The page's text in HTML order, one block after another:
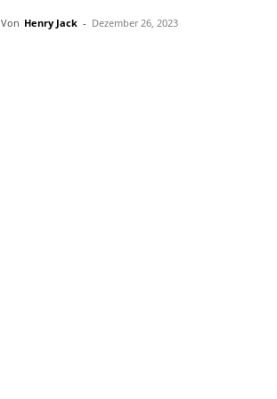
Von Henry Jack - Dezember 26, 2023